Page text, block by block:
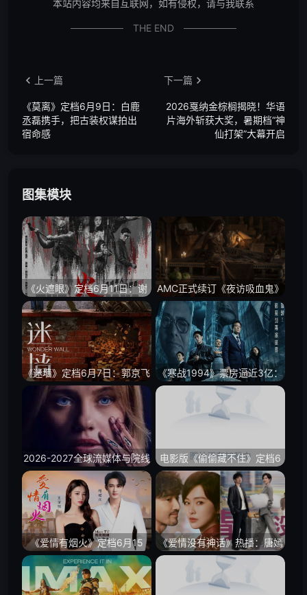
本站内容均来自互联网，如有侵权，请与我联系
THE END
上一篇
《莫离》定档6月9日：白鹿
丞磊携手，把古装权谋拍出
宿命感
下一篇
2026戛纳金棕榈揭晓！华语
片海外斩获大奖，暑期档“神
仙打架”大幕开启
图集模块
《火遮眼》定档6月11日：谢
苗回到大银幕，硬核动作片终
于等来一把火
AMC正式续订《夜访吸血鬼》
第四季：新季定名《Queen of
the Damned》，阿卡莎主线
开启
《迷墙》定档6月7日：郭京飞
任素汐把“天降横财”拍成人性
照妖镜
《寒战1994》票房逼近3亿：
吴彦祖刘俊谦把港片警匪的硬
气拍回来了
2026-2027全球流媒体与院线
大盘前瞻：恐怖大师温子仁惊
悚新片曝光与网飞硬核太空科
幻定档
电影版《偷偷藏不住》定档6
月12日：毕业季的暗恋故事，
又要回到大银幕
《爱情有烟火》定档6月15
日：檀健次王楚然把都市爱情
拉回柴米油盐
《爱情没有神话》热播：唐嫣
赵又廷把成年人的爱情拍得更
清醒了